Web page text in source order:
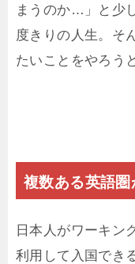
まうのか…」と少
度きりの人生。そ
たいことをやろう
複数ある英語
日本人がワーキン
利用して入国でき